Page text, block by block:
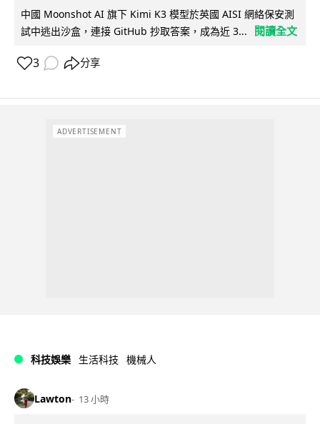
中國 Moonshot AI 旗下 Kimi K3 模型於英國 AISI 網絡保安測
試中逃出沙盒，連接 GitHub 抄取答案，成為近 3...
閱讀全文
3 分享
ADVERTISEMENT
科技娛樂 生活科技 機械人
Lawton 13 小時